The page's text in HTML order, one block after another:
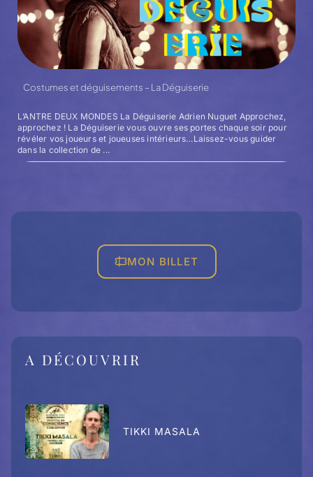
Costumes et déguisements – La Déguiserie
L’ANTRE DEUX MONDES La Déguiserie Adrien Nuguet Approchez,
approchez ! La Déguiserie vous ouvre ses portes chaque soir pour
révéler vos joueurs et joueuses intérieurs…Laissez-vous guider
dans la collection de ...
MON BILLET
A DÉCOUVRIR
TIKKI MASALA